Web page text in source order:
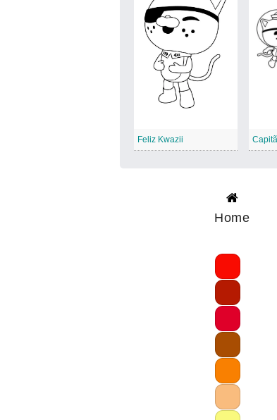
Feliz Kwazii
Home